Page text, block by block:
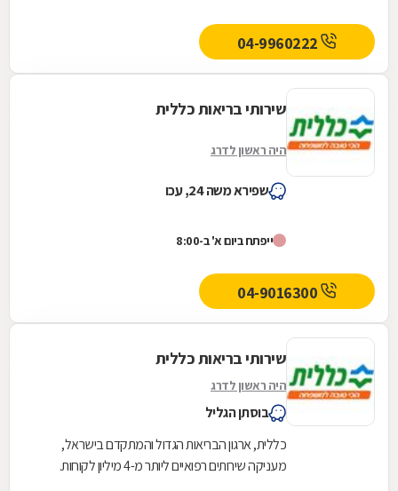
04-9960222
שירותי בריאות כללית
היה ראשון לדרג
שפירא משה 24, עכו
ייפתח ביום א' ב-8:00
שירותי בריאות כללית
היה ראשון לדרג
בוסתן הגליל
כללית, ארגון הבריאות הגדול והמתקדם בישראל,
מעניקה שירותים רפואיים ליותר מ-4 מיליון לקוחות.